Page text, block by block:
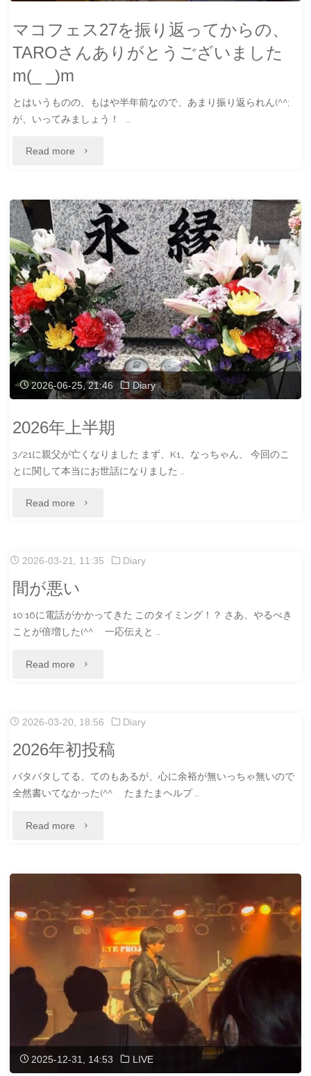
マコフェス27を振り返ってからの、
TAROさんありがとうございました
m(_ _)m
とはいうものの、もはや半年前なので、あまり振り返られん(^^;
が、いってみましょう！ …
Read more "マ
フ
ェ
ス
27
を
振
り
返
っ
て
TARO
さ
ん
う
ご
ま
た
2026-06-25, 21:46 Diary
2026年上半期
3/21に親父が亡くなりました まず、K1、なっちゃん、 今回のこ
とに関して本当にお世話になりました …
Read more "2026
上
半
期"
2026-03-21, 11:35 Diary
間が悪い
10:16に電話がかかってきた このタイミング！？ さあ、やるべき
ことが倍増した(^^ゞ 一応伝えと …
Read more "間
悪
い"
2026-03-20, 18:56 Diary
2026年初投稿
バタバタしてる、てのもあるが、心に余裕が無いっちゃ無いので
全然書いてなかった(^^ゞ たまたまヘルプ …
Read more "2026
投
稿"
2025-12-31, 14:53 LIVE